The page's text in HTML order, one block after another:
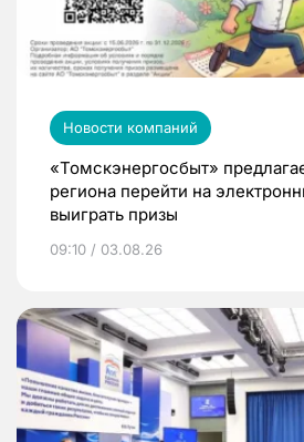
Новости компаний
«Томскэнергосбыт»
региона перейти на
выиграть призы
09:10 / 03.08.26